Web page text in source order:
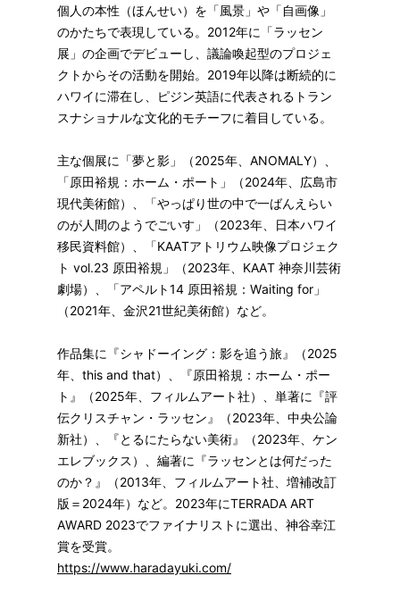
個人の本性（ほんせい）を「風景」や「自画像」
のかたちで表現している。2012年に「ラッセン
展」の企画でデビューし、議論喚起型のプロジェ
クトからその活動を開始。2019年以降は断続的に
ハワイに滞在し、ピジン英語に代表されるトラン
スナショナルな文化的モチーフに着目している。
主な個展に「夢と影」（2025年、ANOMALY）、
「原田裕規：ホーム・ポート」（2024年、広島市
現代美術館）、「やっぱり世の中で一ばんえらい
のが人間のようでごいす」（2023年、日本ハワイ
移民資料館）、「KAATアトリウム映像プロジェク
ト vol.23 原田裕規」（2023年、KAAT 神奈川芸術
劇場）、「アペルト14 原田裕規：Waiting for」
（2021年、金沢21世紀美術館）など。
作品集に『シャドーイング：影を追う旅』（2025
年、this and that）、『原田裕規：ホーム・ポー
ト』（2025年、フィルムアート社）、単著に『評
伝クリスチャン・ラッセン』（2023年、中央公論
新社）、『とるにたらない美術』（2023年、ケン
エレブックス）、編著に『ラッセンとは何だった
のか？』（2013年、フィルムアート社、増補改訂
版＝2024年）など。2023年にTERRADA ART
AWARD 2023でファイナリストに選出、神谷幸江
賞を受賞。
https://www.haradayuki.com/